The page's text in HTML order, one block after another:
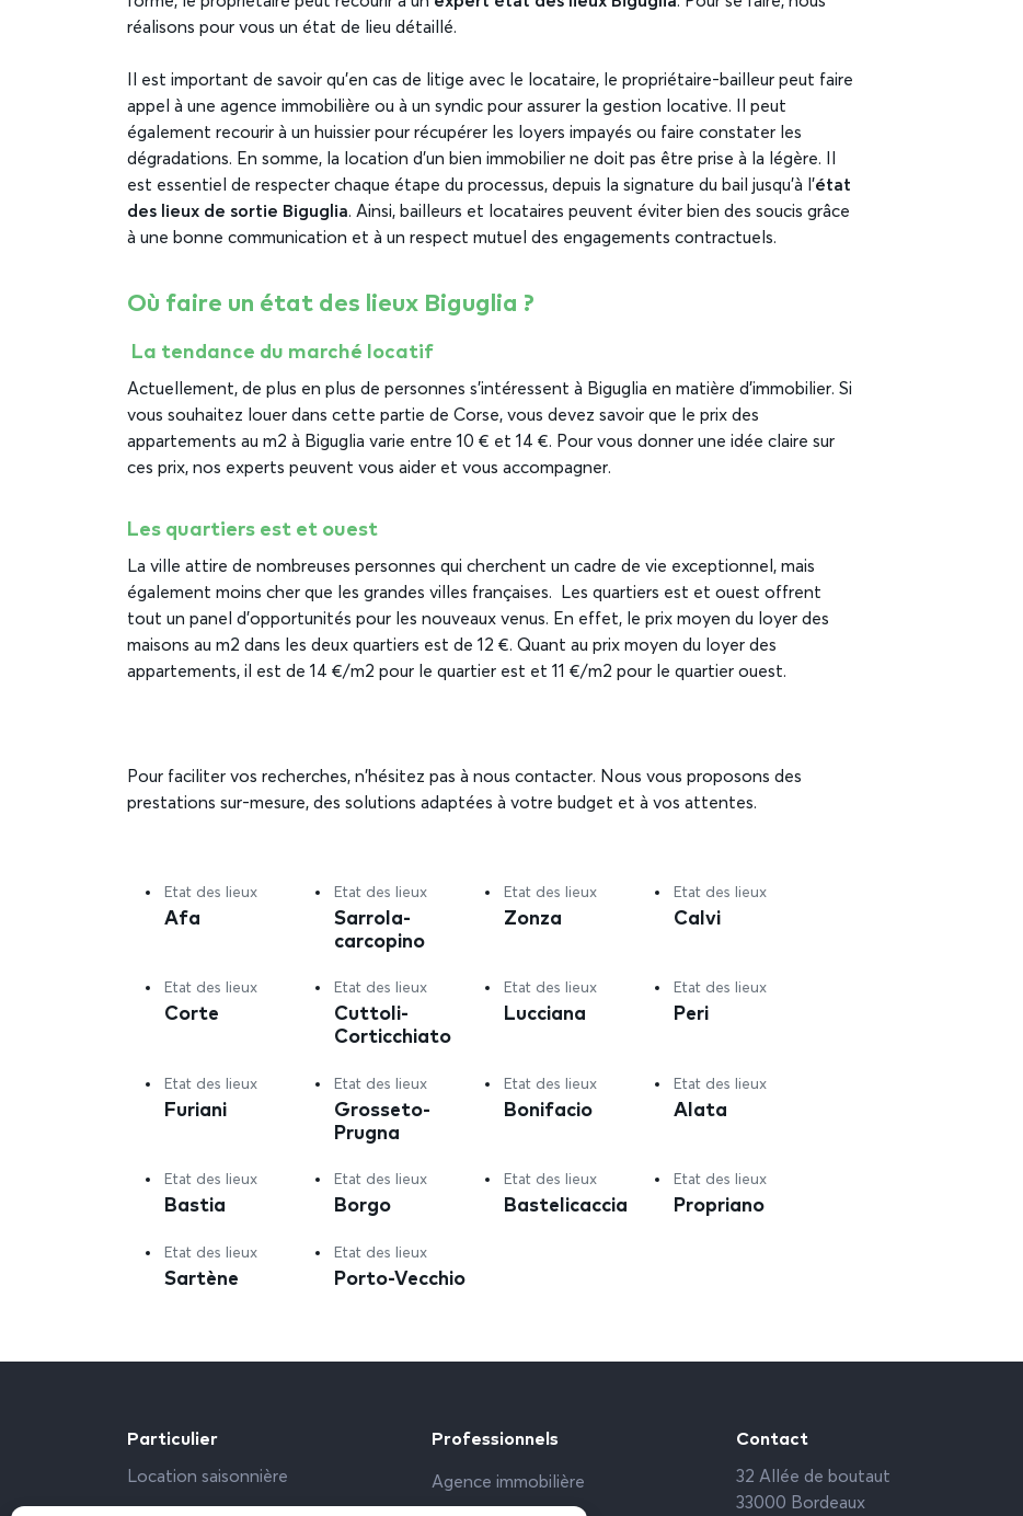
réalisons pour vous un état de lieu détaillé.
Il est important de savoir qu’en cas de litige avec le locataire, le propriétaire-bailleur peut faire
appel à une agence immobilière ou à un syndic pour assurer la gestion locative. Il peut
également recourir à un huissier pour récupérer les loyers impayés ou faire constater les
dégradations. En somme, la location d’un bien immobilier ne doit pas être prise à la légère. Il
est essentiel de respecter chaque étape du processus, depuis la signature du bail jusqu’à l’état
des lieux de sortie Biguglia. Ainsi, bailleurs et locataires peuvent éviter bien des soucis grâce
à une bonne communication et à un respect mutuel des engagements contractuels.
Où faire un état des lieux Biguglia ?
La tendance du marché locatif
Actuellement, de plus en plus de personnes s’intéressent à Biguglia en matière d’immobilier. Si
vous souhaitez louer dans cette partie de Corse, vous devez savoir que le prix des
appartements au m2 à Biguglia varie entre 10 € et 14 €. Pour vous donner une idée claire sur
ces prix, nos experts peuvent vous aider et vous accompagner.
Les quartiers est et ouest
La ville attire de nombreuses personnes qui cherchent un cadre de vie exceptionnel, mais
également moins cher que les grandes villes françaises. Les quartiers est et ouest offrent
tout un panel d’opportunités pour les nouveaux venus. En effet, le prix moyen du loyer des
maisons au m2 dans les deux quartiers est de 12 €. Quant au prix moyen du loyer des
appartements, il est de 14 €/m2 pour le quartier est et 11 €/m2 pour le quartier ouest.
Pour faciliter vos recherches, n’hésitez pas à nous contacter. Nous vous proposons des
prestations sur-mesure, des solutions adaptées à votre budget et à vos attentes.
Etat des lieux
Afa
Etat des lieux
Sarrola-
carcopino
Etat des lieux
Zonza
Etat des lieux
Calvi
Etat des lieux
Corte
Etat des lieux
Cuttoli-
Corticchiato
Etat des lieux
Lucciana
Etat des lieux
Peri
Etat des lieux
Furiani
Etat des lieux
Grosseto-
Prugna
Etat des lieux
Bonifacio
Etat des lieux
Alata
Etat des lieux
Bastia
Etat des lieux
Borgo
Etat des lieux
Bastelicaccia
Etat des lieux
Propriano
Etat des lieux
Sartène
Etat des lieux
Porto-Vecchio
Particulier
Location saisonnière
Professionnels
Agence immobilière
Contact
32 Allée de boutaut
33000 Bordeaux